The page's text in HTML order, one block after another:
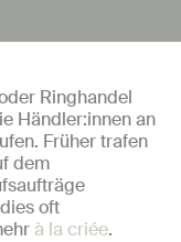
Ringhandel
Händler:innen an
Früher trafen
dem
oft
à la criée.